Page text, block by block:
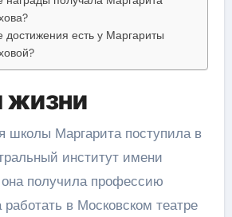
достижения есть у Маргариты
жизни
школы Маргарита поступила в
институт имени
получила профессию
в Московском театре